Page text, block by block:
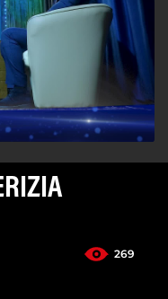
269